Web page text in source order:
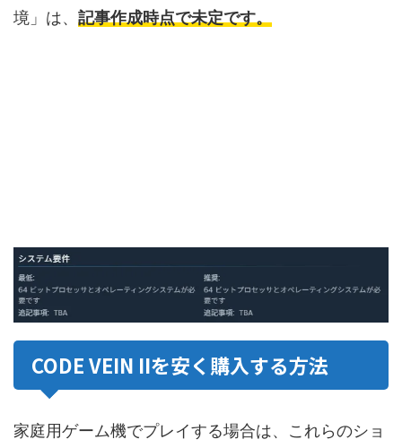
境」は、 記事作成時点で未定です。
CODE VEIN IIを安く購入する方法
家庭用ゲーム機でプレイする場合は、これらのショ